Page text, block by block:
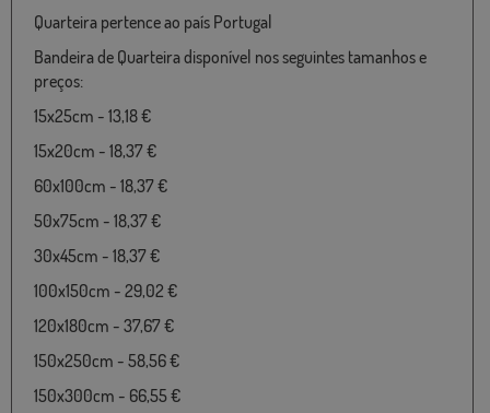
Quarteira pertence ao país Portugal
Bandeira de Quarteira disponível nos seguintes tamanhos e
preços:
15x25cm - 13,18 €
15x20cm - 18,37 €
60x100cm - 18,37 €
50x75cm - 18,37 €
30x45cm - 18,37 €
100x150cm - 29,02 €
120x180cm - 37,67 €
150x250cm - 58,56 €
150x300cm - 66,55 €